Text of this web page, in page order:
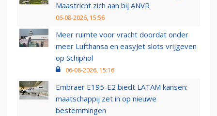
Maastricht zich aan bij ANVR
06-08-2026, 15:56
Meer ruimte voor vracht doordat onder
meer Lufthansa en easyJet slots vrijgeven
op Schiphol
06-08-2026, 15:16
Embraer E195-E2 biedt LATAM kansen:
maatschappij zet in op nieuwe
bestemmingen